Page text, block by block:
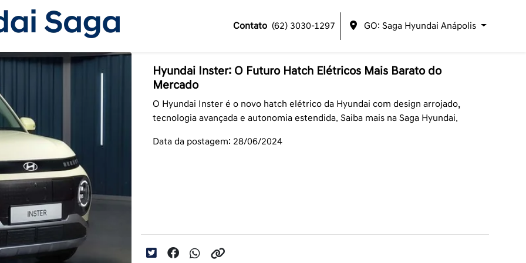
Contato (62) 3030-1297 GO: Saga Hyundai Anápolis
Hyundai Inster: O Futuro Hatch Elétricos Mais Barato do
Mercado
O Hyundai Inster é o novo hatch elétrico da Hyundai com design arrojado,
tecnologia avançada e autonomia estendida. Saiba mais na Saga Hyundai.
Data da postagem: 28/06/2024